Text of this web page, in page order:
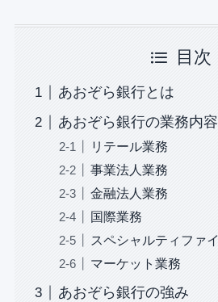
目次
あおぞら銀行とは
あおぞら銀行の業務内容
リテール業務
事業法人業務
金融法人業務
国際業務
スペシャルティファ
マーケット業務
あおぞら銀行の強み